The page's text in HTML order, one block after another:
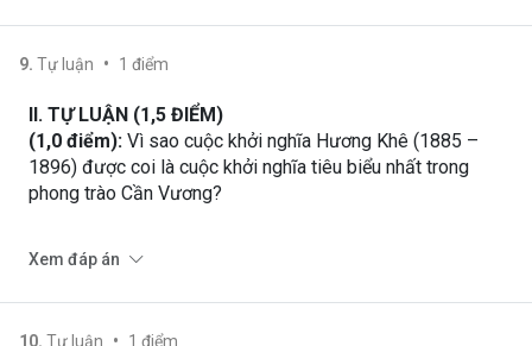
9. Tự luận • 1 điểm
II. TỰ LUẬN (1,5 ĐIỂM)
(1,0 điểm): Vì sao cuộc khởi nghĩa Hương Khê (1885 –
1896) được coi là cuộc khởi nghĩa tiêu biểu nhất trong
phong trào Cần Vương?
Xem đáp án
10. Tự luận • 1 điểm